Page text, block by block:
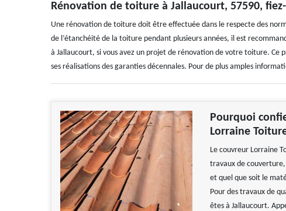
Rénovation de toiture à Jallaucourt, 57590,
Une rénovation de toiture doit être effectuée dans le respecte des
de l’étanchéité de la toiture pendant plusieurs années, il est
à Jallaucourt, si vous avez un projet de rénovation de votre toiture.
ses réalisations des garanties décennales. Pour de plus amples
Pourquoi
Lorraine
Le couvreur Lorraine
travaux de
et quel que soit le
Pour des travaux de
êtes à Jallaucourt.